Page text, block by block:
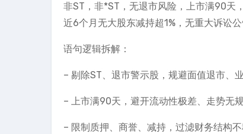
非ST，非*ST，无退市风险，上市满90天
近6个月无大股东减持超1%，无重大诉讼
语句逻辑拆解：
– 剔除ST、退市警示股，规避面值退市、
– 上市满90天，避开流动性极差、走势无
– 限制质押、商誉、减持，过滤财务结构